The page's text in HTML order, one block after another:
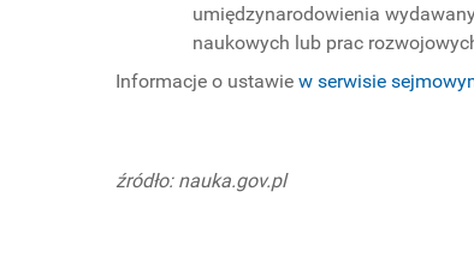
umiędzynarodowienia
naukowych lub prac
Informacje o ustawie w serwisie
źródło: nauka.gov.pl